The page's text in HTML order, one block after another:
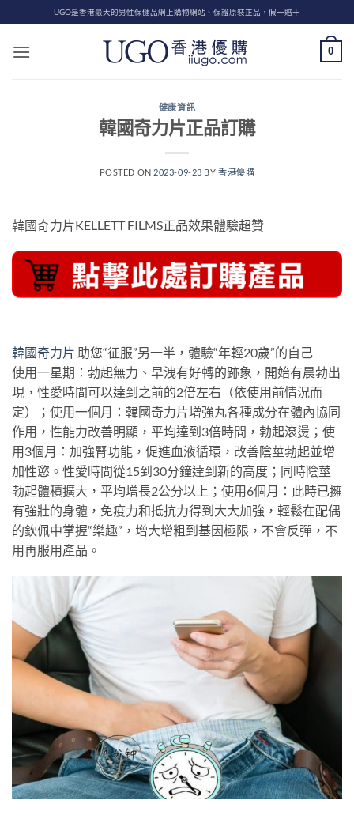
to
content
UGO是香港最大的男性保健品網上購物網站、保證原裝正品，假一賠十
0
健康資訊
韓國奇力片正品訂購
POSTED ON 2023-09-23 BY香港優購
韓國奇力片KELLETT FILMS正品效果體驗超贊
韓國奇力片 助您“征服”另一半，體驗“年輕20歲”的自己
使用一星期：勃起無力、早洩有好轉的跡象，開始有晨勃出
現，性愛時間可以達到之前的2倍左右（依使用前情況而
定）；使用一個月：韓國奇力片增強丸各種成分在體內協同
作用，性能力改善明顯，平均達到3倍時間，勃起滾燙；使
用3個月：加強腎功能，促進血液循環，改善陰莖勃起並增
加性慾。性愛時間從15到30分鐘達到新的高度；同時陰莖
勃起體積擴大，平均增長2公分以上；使用6個月：此時已擁
有強壯的身體，免疫力和抵抗力得到大大加強，輕鬆在配偶
的欽佩中掌握“樂趣”，增大增粗到基因極限，不會反彈，不
用再服用產品。